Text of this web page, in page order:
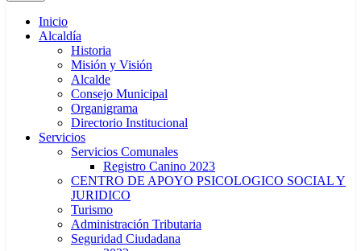
Inicio
Alcaldía
Historia
Misión y Visión
Alcalde
Consejo Municipal
Organigrama
Directorio Institucional
Servicios
Servicios Comunales
Registro Canino 2023
CENTRO DE APOYO PSICOLOGICO SOCIAL Y
JURIDICO
Turismo
Administración Tributaria
Seguridad Ciudadana